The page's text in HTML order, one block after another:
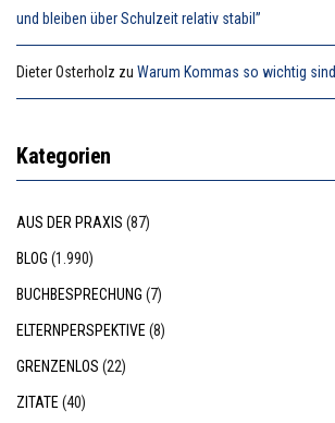
und bleiben über Schulzeit relativ stabil”
Dieter Osterholz zu Warum Kommas so wichtig sind
Kategorien
AUS DER PRAXIS (87)
BLOG (1.990)
BUCHBESPRECHUNG (7)
ELTERNPERSPEKTIVE (8)
GRENZENLOS (22)
ZITATE (40)